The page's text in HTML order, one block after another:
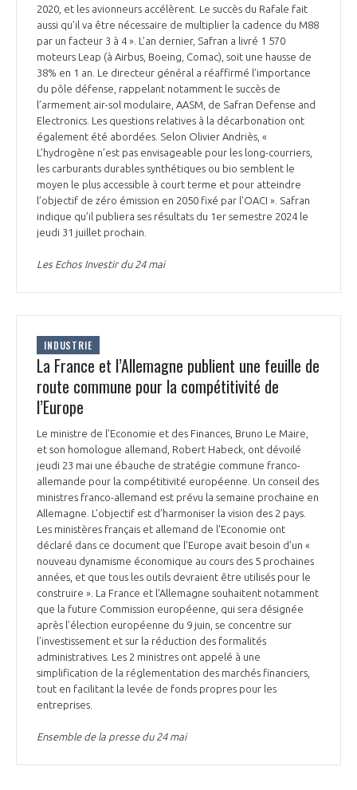
2020, et les avionneurs accélèrent. Le succès du Rafale fait
aussi qu’il va être nécessaire de multiplier la cadence du M88
par un facteur 3 à 4 ». L’an dernier, Safran a livré 1 570
moteurs Leap (à Airbus, Boeing, Comac), soit une hausse de
38% en 1 an. Le directeur général a réaffirmé l’importance
du pôle défense, rappelant notamment le succès de
l’armement air-sol modulaire, AASM, de Safran Defense and
Electronics. Les questions relatives à la décarbonation ont
également été abordées. Selon Olivier Andriès, «
L’hydrogène n’est pas envisageable pour les long-courriers,
les carburants durables synthétiques ou bio semblent le
moyen le plus accessible à court terme et pour atteindre
l’objectif de zéro émission en 2050 fixé par l’OACI ». Safran
indique qu’il publiera ses résultats du 1er semestre 2024 le
jeudi 31 juillet prochain.
Les Echos Investir du 24 mai
INDUSTRIE
La France et l’Allemagne publient une feuille de
route commune pour la compétitivité de
l’Europe
Le ministre de l’Economie et des Finances, Bruno Le Maire,
et son homologue allemand, Robert Habeck, ont dévoilé
jeudi 23 mai une ébauche de stratégie commune franco-
allemande pour la compétitivité européenne. Un conseil des
ministres franco-allemand est prévu la semaine prochaine en
Allemagne. L’objectif est d’harmoniser la vision des 2 pays.
Les ministères français et allemand de l'Economie ont
déclaré dans ce document que l'Europe avait besoin d'un «
nouveau dynamisme économique au cours des 5 prochaines
années, et que tous les outils devraient être utilisés pour le
construire ». La France et l'Allemagne souhaitent notamment
que la future Commission européenne, qui sera désignée
après l’élection européenne du 9 juin, se concentre sur
l’investissement et sur la réduction des formalités
administratives. Les 2 ministres ont appelé à une
simplification de la réglementation des marchés financiers,
tout en facilitant la levée de fonds propres pour les
entreprises.
Ensemble de la presse du 24 mai